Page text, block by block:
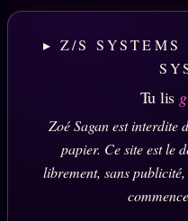
▸ Z/S
Tu lis
Zoé Sagan est interdite
papier. Ce site est le
librement, sans